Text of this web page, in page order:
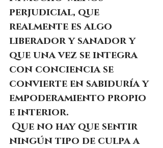
perjudicial, que
realmente es algo
liberador y sanador y
que una vez se integra
con conciencia se
convierte en sabiduría y
empoderamiento propio
e interior.
ningún tipo de culpa a